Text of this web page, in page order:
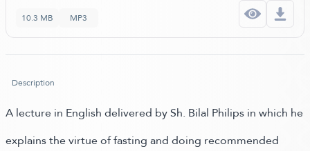
10.3 MB MP3
Description
A lecture in English delivered by Sh. Bilal Philips in which he
explains the virtue of fasting and doing recommended